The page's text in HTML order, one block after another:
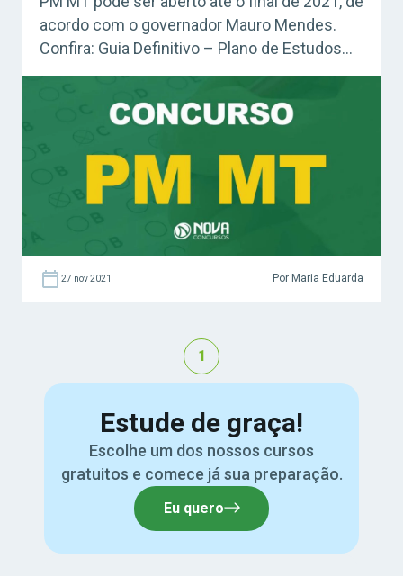
acordo com o governador Mauro Mendes.
Confira: Guia Definitivo – Plano de Estudos
Passo a Passo (GRÁTIS) Por meio de suas
desse concurso deve ser divulgado até o
27 nov 2021 Por Maria Eduarda
1
Estude de graça!
Escolhe um dos nossos cursos
gratuitos e comece já sua preparação.
Eu quero